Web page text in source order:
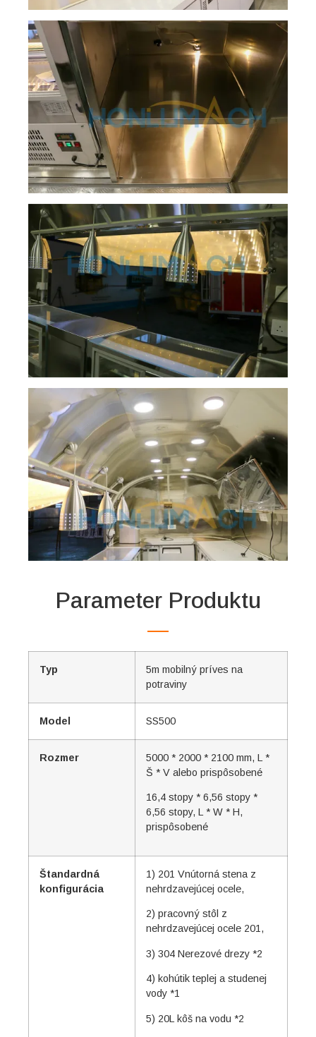
Parameter Produktu
Typ
5m mobilný príves na
potraviny
Model SS500
Rozmer
5000 * 2000 * 2100 mm, L *
Š * V alebo prispôsobené
16,4 stopy * 6,56 stopy *
6,56 stopy, L * W * H,
prispôsobené
Štandardná
konfigurácia
1) 201 Vnútorná stena z
nehrdzavejúcej ocele,
2) pracovný stôl z
nehrdzavejúcej ocele 201,
3) 304 Nerezové drezy *2
4) kohútik teplej a studenej
vody *1
5) 20L kôš na vodu *2